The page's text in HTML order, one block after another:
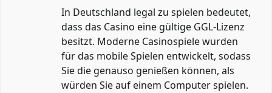
In Deutschland legal zu spielen bedeutet,
dass das Casino eine gültige GGL-Lizenz
besitzt. Moderne Casinospiele wurden
für das mobile Spielen entwickelt, sodass
Sie die genauso genießen können, als
würden Sie auf einem Computer spielen.